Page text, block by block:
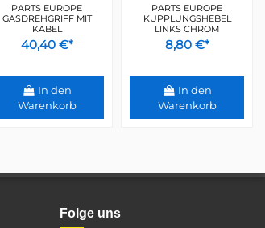
PARTS EUROPE
GASDREHGRIFF MIT
KABEL
40,40 €*
In den
Warenkorb
PARTS EUROPE
KUPPLUNGSHEBEL
LINKS CHROM
8,80 €*
In den
Warenkorb
Folge uns